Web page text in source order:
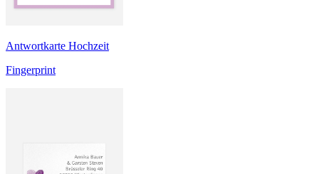
Antwortkarte Hochzeit
Fingerprint